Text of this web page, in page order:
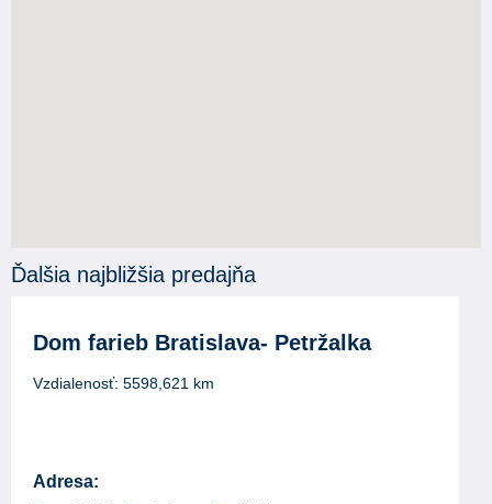
Ďalšia najbližšia predajňa
Dom farieb Bratislava- Petržalka
Vzdialenosť: 5598,621 km
Adresa: